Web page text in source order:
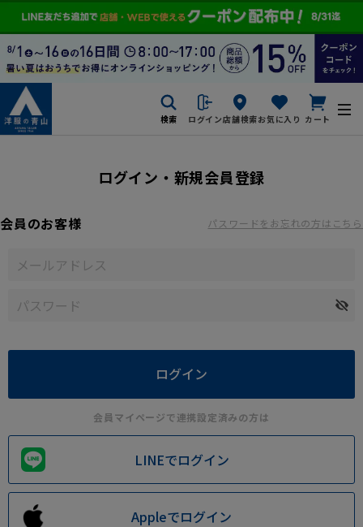
検索 ログイン店舗検索お気に入り カート
ログイン・新規会員登録
会員のお客様 パスワードをお忘れの方はこちら
会員マイページで連携設定済みの方は
LINEでログイン
Appleでログイン